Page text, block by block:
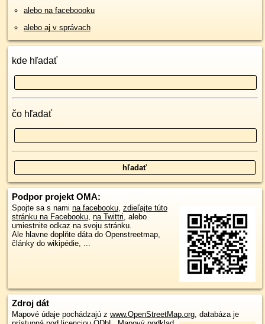
alebo na faceboooku
alebo aj v správach
kde hľadať
čo hľadať
Podpor projekt OMA:
Spojte sa s nami na facebooku, zdieľajte túto
stránku na Facebooku, na Twittri, alebo
umiestnite odkaz na svoju stránku.
Ale hlavne doplňte dáta do Openstreetmap,
články do wikipédie, ...
Zdroj dát
Mapové údaje pochádzajú z www.OpenStreetMap.org, databáza je